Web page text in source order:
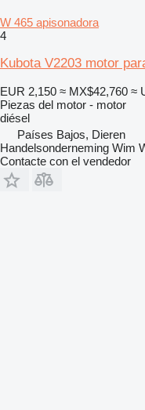
W 465 apisonadora
4
Kubota V2203 motor
EUR 2,150 ≈ MX$42,760 ≈
Piezas del motor - motor
diésel
Países Bajos, Dieren
Handelsonderneming Wim
Contacte con el vendedor